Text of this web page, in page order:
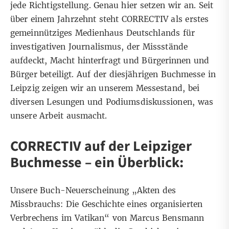
jede Richtigstellung. Genau hier setzen wir an. Seit
über einem Jahrzehnt steht CORRECTIV als erstes
gemeinnütziges Medienhaus Deutschlands für
investigativen Journalismus, der Missstände
aufdeckt, Macht hinterfragt und Bürgerinnen und
Bürger beteiligt. Auf der diesjährigen Buchmesse in
Leipzig zeigen wir an unserem Messestand, bei
diversen Lesungen und Podiumsdiskussionen, was
unsere Arbeit ausmacht.
CORRECTIV auf der Leipziger
Buchmesse – ein Überblick:
Unsere Buch-Neuerscheinung „Akten des
Missbrauchs: Die Geschichte eines organisierten
Verbrechens im Vatikan“ von Marcus Bensmann